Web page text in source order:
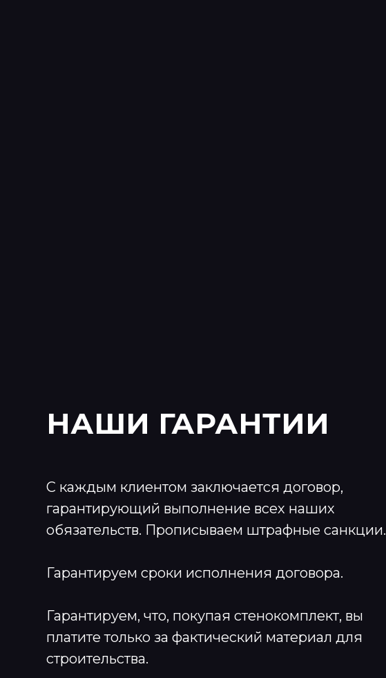
НАШИ ГАРАНТИИ
С каждым клиентом заключается договор,
гарантирующий выполнение всех наших
обязательств. Прописываем штрафные санкции.
Гарантируем сроки исполнения договора.
Гарантируем, что, покупая стенокомплект, вы
платите только за фактический материал для
строительства.